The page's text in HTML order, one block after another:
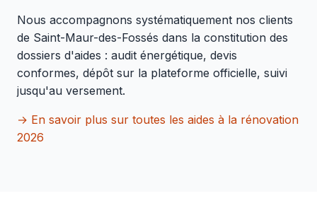
Nous accompagnons systématiquement nos clients
de Saint-Maur-des-Fossés dans la constitution des
dossiers d'aides : audit énergétique, devis
conformes, dépôt sur la plateforme officielle, suivi
jusqu'au versement.
→ En savoir plus sur toutes les aides à la rénovation
2026